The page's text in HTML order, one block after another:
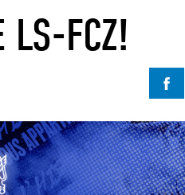
LS-FCZ!